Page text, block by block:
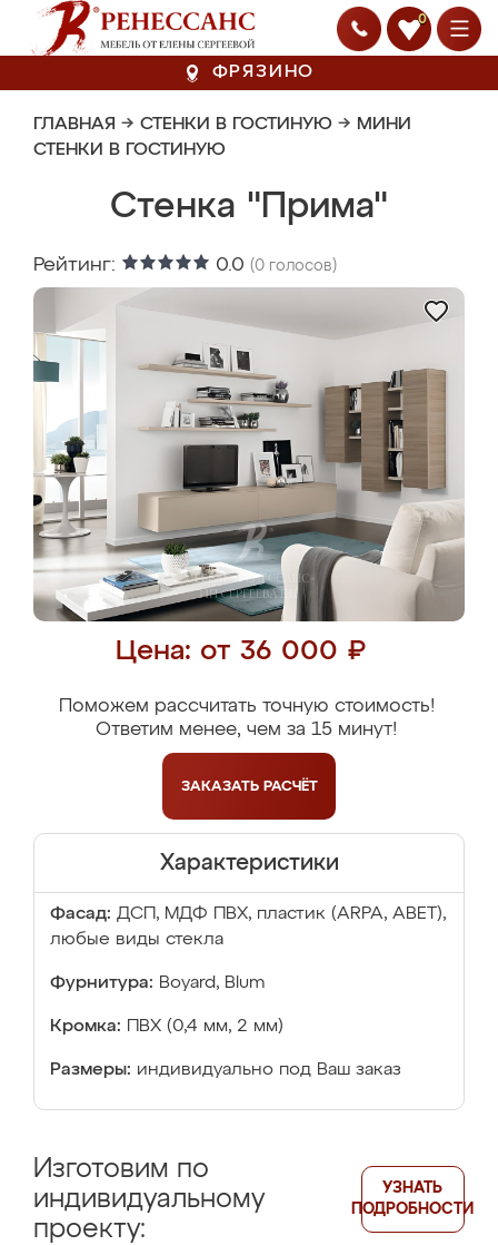
0
ФРЯЗИНО
ГЛАВНАЯ → СТЕНКИ В ГОСТИНУЮ → МИНИ
СТЕНКИ В ГОСТИНУЮ
Стенка "Прима"
Рейтинг: 0.0 (0 голосов)
Цена: от 36 000 ₽
Поможем рассчитать точную стоимость!
Ответим менее, чем за 15 минут!
ЗАКАЗАТЬ РАСЧЁТ
Характеристики
Фасад: ДСП, МДФ ПВХ, пластик (ARPA, ABET),
любые виды стекла
Фурнитура: Boyard, Blum
Кромка: ПВХ (0,4 мм, 2 мм)
Размеры: индивидуально под Ваш заказ
Изготовим по
индивидуальному
проекту:
УЗНАТЬ
ПОДРОБНОСТИ